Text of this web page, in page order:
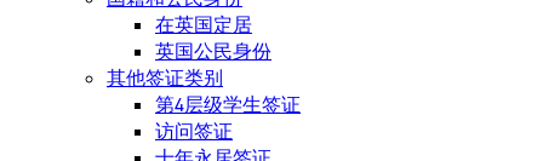
在英国定居
英国公民身份
其他签证类别
第4层级学生签证
访问签证